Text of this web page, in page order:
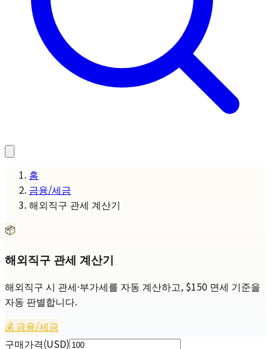
홈
금융/세금
해외직구 관세 계산기
📦
해외직구 관세 계산기
해외직구 시 관세·부가세를 자동 계산하고, $150 면세 기준을
자동 판별합니다.
💰 금융/세금
구매가격(USD)